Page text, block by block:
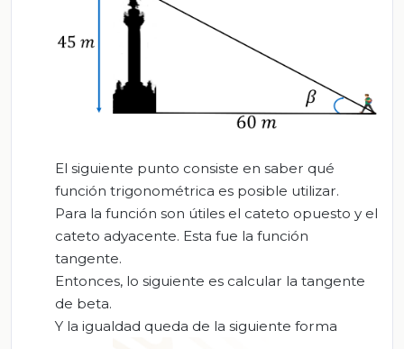
El siguiente punto consiste en saber qué
función trigonométrica es posible utilizar.
Para la función son útiles el cateto opuesto y el
cateto adyacente. Esta fue la función
tangente.
Entonces, lo siguiente es calcular la tangente
de beta.
Y la igualdad queda de la siguiente forma